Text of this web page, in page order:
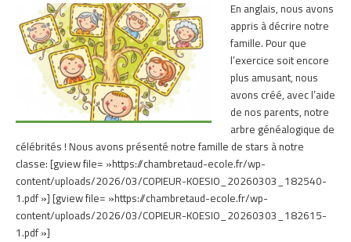
En anglais, nous avons
appris à décrire notre
famille. Pour que
l’exercice soit encore
plus amusant, nous
avons créé, avec l’aide
de nos parents, notre
arbre généalogique de
célébrités ! Nous avons présenté notre famille de stars à notre
classe: [gview file= »https://chambretaud-ecole.fr/wp-
content/uploads/2026/03/COPIEUR-KOESIO_20260303_182540-
1.pdf »] [gview file= »https://chambretaud-ecole.fr/wp-
content/uploads/2026/03/COPIEUR-KOESIO_20260303_182615-
1.pdf »]